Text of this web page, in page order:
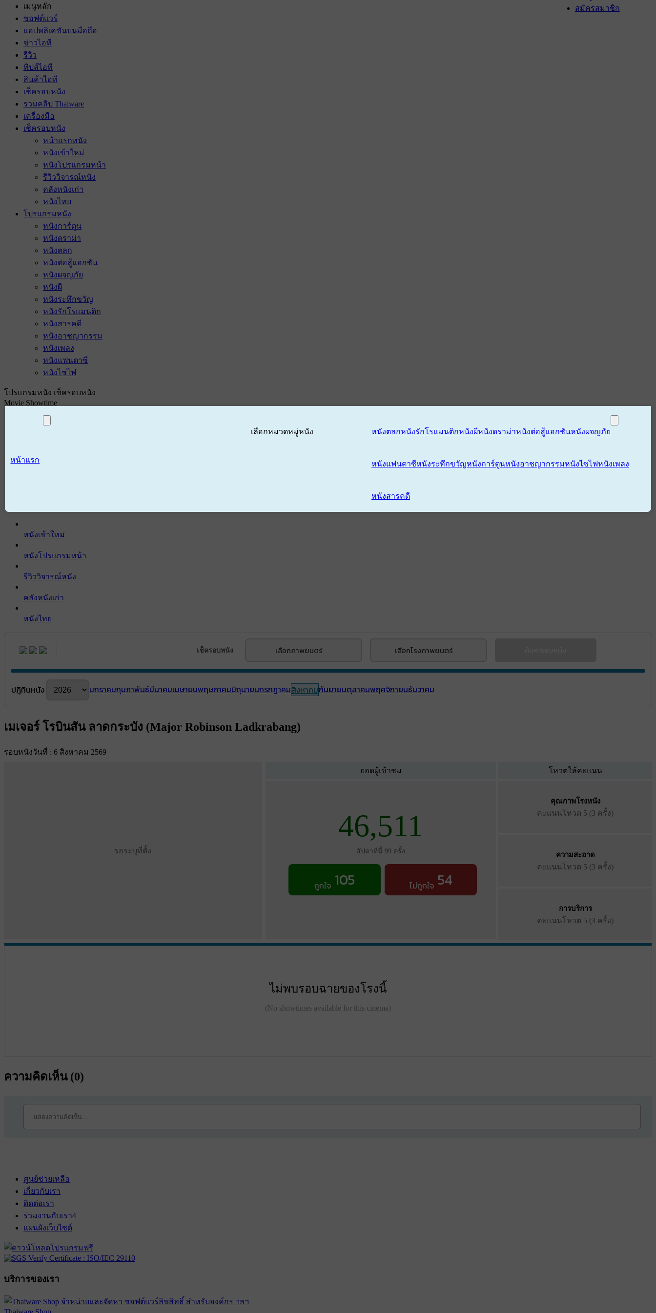
สมัครสมาชิก
เมนูหลัก
ซอฟต์แวร์
แอปพลิเคชันบนมือถือ
ข่าวไอที
รีวิว
ทิปส์ไอที
สินค้าไอที
เช็ครอบหนัง
รวมคลิป Thaiware
เครื่องมือ
เช็ครอบหนัง
หน้าแรกหนัง
หนังเข้าใหม่
หนังโปรแกรมหน้า
รีวิววิจารณ์หนัง
คลังหนังเก่า
หนังไทย
โปรแกรมหนัง
หนังการ์ตูน
หนังดราม่า
หนังตลก
หนังต่อสู้แอกชัน
หนังผจญภัย
หนังผี
หนังระทึกขวัญ
หนังรักโรแมนติก
หนังสารคดี
หนังอาชญากรรม
หนังเพลง
หนังแฟนตาซี
หนังไซไฟ
โปรแกรมหนัง เช็ครอบหนัง
Movie Showtime
หน้าแรก
เลือกหมวดหมู่หนัง หนังตลกหนังรักโรแมนติกหนังผีหนังดราม่าหนังต่อสู้แอกชันหนังผจญภัย
หนังแฟนตาซีหนังระทึกขวัญหนังการ์ตูนหนังอาชญากรรมหนังไซไฟหนังเพลง
หนังสารคดี
หนังเข้าใหม่
หนังโปรแกรมหน้า
รีวิววิจารณ์หนัง
คลังหนังเก่า
หนังไทย
เช็ครอบหนัง เลือกภาพยนตร์ เลือกโรงภาพยนตร์
ปฎิทินหนัง มกราคมกุมภาพันธ์มีนาคมเมษายนพฤษภาคมมิถุนายนกรกฎาคมสิงหาคมกันยายนตุลาคมพฤศจิกายนธันวาคม
เมเจอร์ โรบินสัน ลาดกระบัง (Major Robinson Ladkrabang)
รอบหนังวันที่ : 6 สิงหาคม 2569
รอระบุที่ตั้ง
ยอดผู้เข้าชม
46,511
สัปดาห์นี้ 99 ครั้ง
ถูกใจ 105 ไม่ถูกใจ 54
โหวตให้คะแนน
คุณภาพโรงหนัง
คะแนนโหวต 5 (3 ครั้ง)
ความสะอาด
คะแนนโหวต 5 (3 ครั้ง)
การบริการ
คะแนนโหวต 5 (3 ครั้ง)
ไม่พบรอบฉายของโรงนี้
(No showtimes available for this cinema)
ความคิดเห็น (0)
ศูนย์ช่วยเหลือ
เกี่ยวกับเรา
ติดต่อเรา
ร่วมงานกับเรา4
แผนผังเว็บไซต์
บริการของเรา